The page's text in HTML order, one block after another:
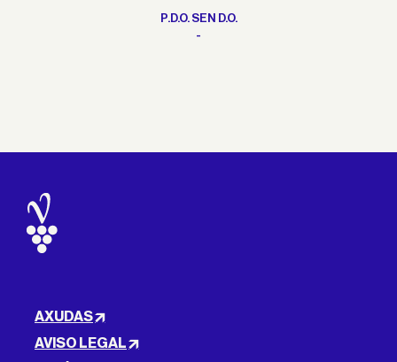
P.D.O. SEN D.O.
-
AXUDAS
AVISO LEGAL